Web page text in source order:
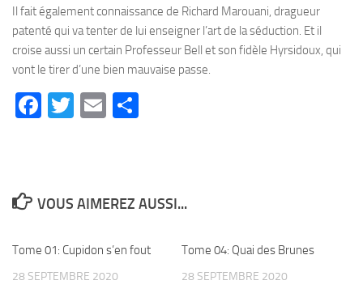
Il fait également connaissance de Richard Marouani, dragueur
patenté qui va tenter de lui enseigner l’art de la séduction. Et il
croise aussi un certain Professeur Bell et son fidèle Hyrsidoux, qui
vont le tirer d’une bien mauvaise passe.
Facebook
Twitter
Email
VOUS AIMEREZ AUSSI...
Tome 01: Cupidon s’en fout
28 SEPTEMBRE 2020
Tome 04: Quai des Brunes
28 SEPTEMBRE 2020